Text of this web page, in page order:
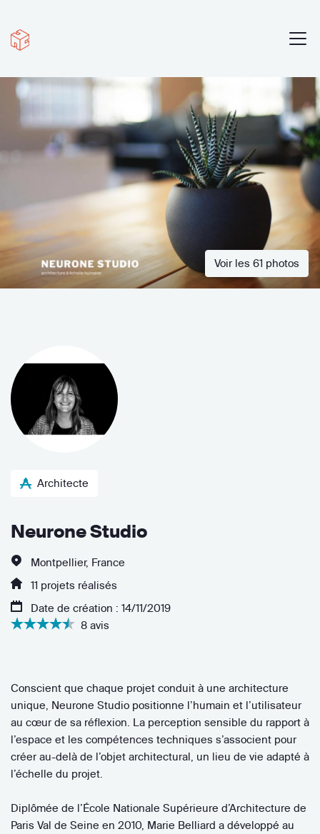
Voir les 61 photos
Architecte
Neurone Studio
Montpellier, France
11 projets réalisés
Date de création : 14/11/2019
8 avis
Conscient que chaque projet conduit à une architecture
unique, Neurone Studio positionne l’humain et l’utilisateur
au cœur de sa réflexion. La perception sensible du rapport à
l’espace et les compétences techniques s’associent pour
créer au-delà de l’objet architectural, un lieu de vie adapté à
l’échelle du projet.
Diplômée de l’École Nationale Supérieure d’Architecture de
Paris Val de Seine en 2010, Marie Belliard a développé au